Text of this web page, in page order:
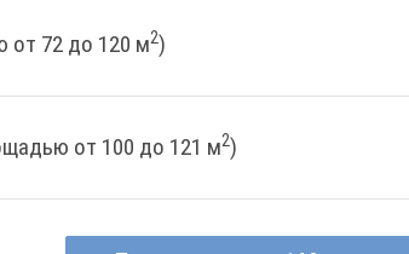
от 72 до 120 м2)
от 100 до 121 м2)